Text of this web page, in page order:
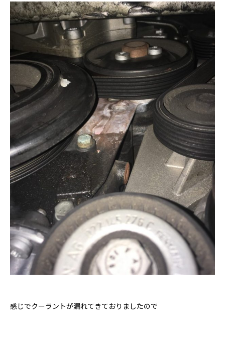
感じでクーラントが漏れてきておりましたので